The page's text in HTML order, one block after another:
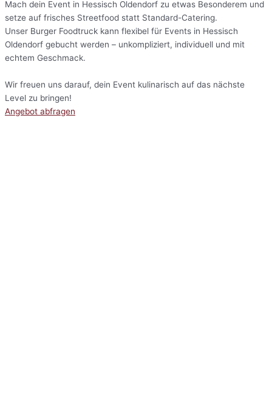
Mach dein Event in Hessisch Oldendorf zu etwas Besonderem und
setze auf frisches Streetfood statt Standard-Catering.
Unser Burger Foodtruck kann flexibel für Events in Hessisch
Oldendorf gebucht werden – unkompliziert, individuell und mit
echtem Geschmack.
Wir freuen uns darauf, dein Event kulinarisch auf das nächste
Level zu bringen!
Angebot abfragen